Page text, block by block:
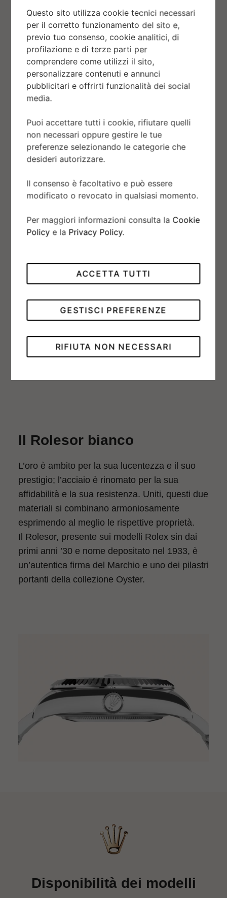
zigrinatura si è trasformata in un elemento
estetico, un segno distintivo di Rolex
disponibile soltanto nelle preziose versioni
in oro. Lo Sky‑Dweller dispone di un
meccanismo di interazione tra la lunetta
girevole, la corona di carica e il movimento: il
sistema Ring Command, che permette a chi
volta le funzioni e di regolarle in modo
semplice, rapido e sicuro.
Il Rolesor bianco
L’oro è ambito per la sua lucentezza e il suo
prestigio; l’acciaio è rinomato per la sua
affidabilità e la sua resistenza. Uniti, questi due
materiali si combinano armoniosamente
esprimendo al meglio le rispettive proprietà.
Il Rolesor, presente sui modelli Rolex sin dai
primi anni ’30 e nome depositato nel 1933, è
un’autentica firma del Marchio e uno dei pilastri
portanti della collezione Oyster.
Disponibilità dei modelli
Questo sito utilizza cookie tecnici necessari
per il corretto funzionamento del sito e,
previo tuo consenso, cookie analitici, di
profilazione e di terze parti per
comprendere come utilizzi il sito,
personalizzare contenuti e annunci
pubblicitari e offrirti funzionalità dei social
media.
Puoi accettare tutti i cookie, rifiutare quelli
non necessari oppure gestire le tue
preferenze selezionando le categorie che
desideri autorizzare.
Il consenso è facoltativo e può essere
modificato o revocato in qualsiasi momento.
Per maggiori informazioni consulta la Cookie
Policy e la Privacy Policy.
RIFIUTA NON NECESSARI
GESTISCI PREFERENZE
ACCETTA TUTTI